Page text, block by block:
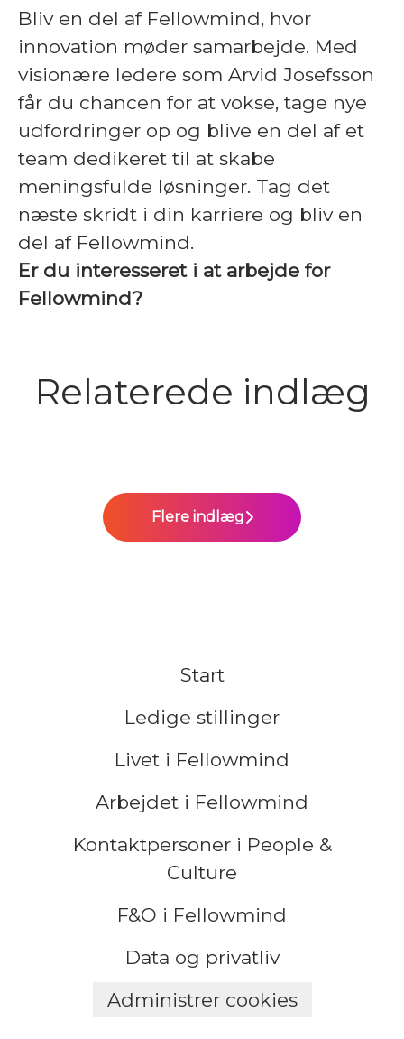
Bliv en del af Fellowmind, hvor
innovation møder samarbejde. Med
visionære ledere som Arvid Josefsson
får du chancen for at vokse, tage nye
udfordringer op og blive en del af et
team dedikeret til at skabe
meningsfulde løsninger. Tag det
næste skridt i din karriere og bliv en
del af Fellowmind.
Er du interesseret i at arbejde for
Fellowmind?
Relaterede indlæg
er der fokus på den den gode
Jane Bøjer skaber udvikling
gennem spørgsmål, ikke svar
Copilot by day, DJ by night:
Flere indlæg
Start
Ledige stillinger
Livet i Fellowmind
Arbejdet i Fellowmind
Kontaktpersoner i People &
Culture
F&O i Fellowmind
Data og privatliv
Administrer cookies